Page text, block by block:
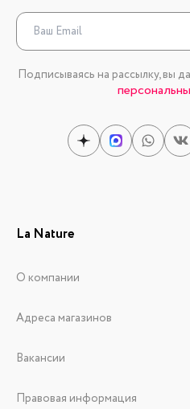
Подписываясь на рассылку, вы
La Nature
О компании
Адреса магазинов
Вакансии
Правовая информация